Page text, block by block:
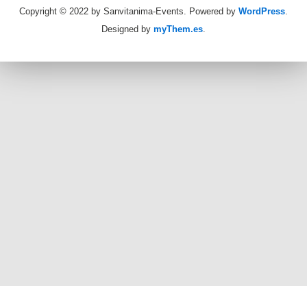
Copyright © 2022 by Sanvitanima-Events. Powered by WordPress.
Designed by myThem.es.